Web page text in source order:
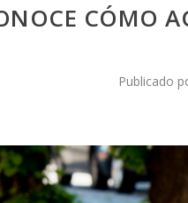
CÓMO
Publicado